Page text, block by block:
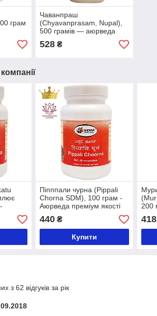
грам
Чаванпраш
(Chyavanprasam, Nupal),
500 грамів — аюрведа
для зміцнення імунітету та
комплексного
528₴
Піпппали чурна (Pippali
Chorna SDM), 100 грам -
Aюрведа преміум якості
440₴
Купити
200
418
з 62 відгуків за рік